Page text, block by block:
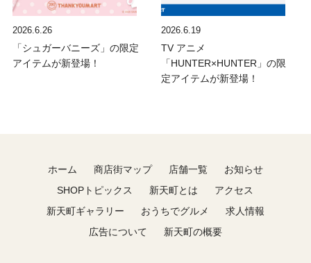
2026.6.26
「シュガーバニーズ」の限定
アイテムが新登場！
2026.6.19
TV アニメ
「HUNTER×HUNTER」の限
定アイテムが新登場！
ホーム 商店街マップ 店舗一覧
お知らせ
SHOPトピックス
新天町とは
アクセス
新天町ギャラリー
おうちでグルメ
求人情報
広告について
新天町の概要